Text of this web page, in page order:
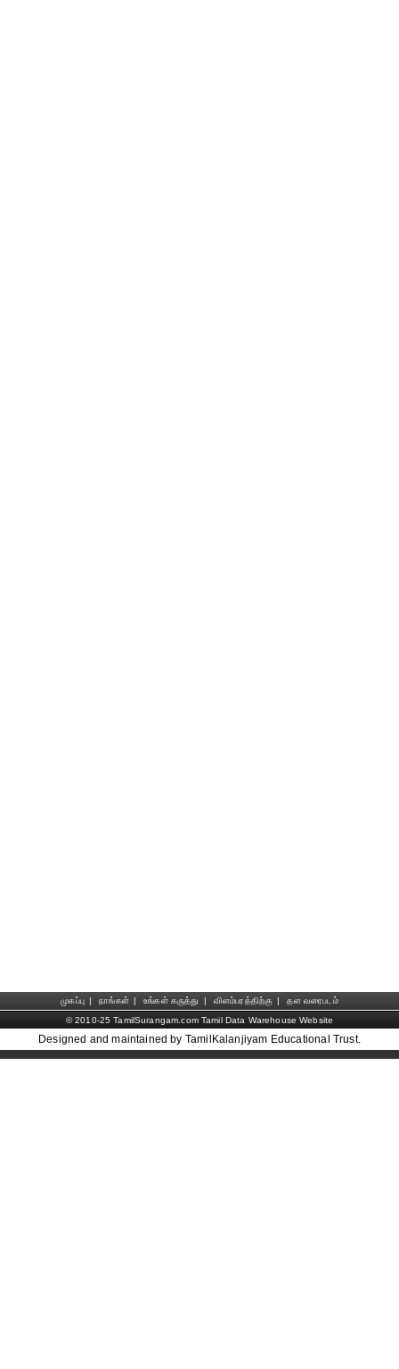
முகப்பு | நாங்கள் | உங்கள் கருத்து | விளம்பரத்திற்கு |
தள வரைபடம்
© 2010-25 TamilSurangam.com Tamil Data Warehouse Website
Designed and maintained by TamilKalanjiyam Educational Trust.